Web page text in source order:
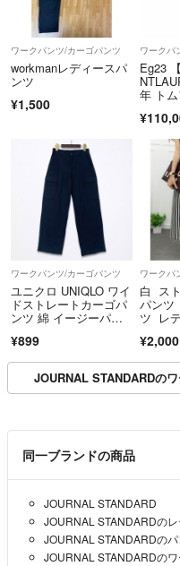
ワークパンツ/カーゴパンツ
workmanレディースパ
ンツ
¥1,500
ワークパ
Eg23
年 ト
ースア
ズ 38
ー コ
ィー
ワークパンツ/カーゴパンツ
ユニクロ UNIQLO ワイ
ドストレートカーゴパ
ンツ 綿 イージーパン
¥899
ワークパ
白 ス
パンツ
ツ レ
¥2,000
JOURNAL STANDARDの
同一ブランドの商品
JOURNAL STANDARD
JOURNAL STANDARDのレ
JOURNAL STANDARDの
JOURNAL STANDARDの